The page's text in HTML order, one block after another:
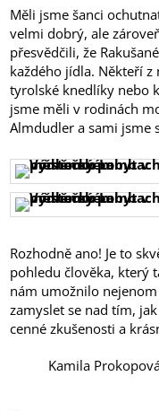
Měli jsme šanci
velmi dobrý, ale
přesvědčili, že
každého jídla. Někteří
tyrolské knedlíky nebo
jsme měli v rodinách
Almdudler a sami jsme
Rozhodně ano! Je to
pohledu člověka, který
nám umožnilo
zamyslet se nad tím,
cenné zkušenosti a
Kamila